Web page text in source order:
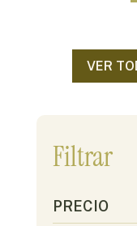
Filtrar
PRECIO
VER